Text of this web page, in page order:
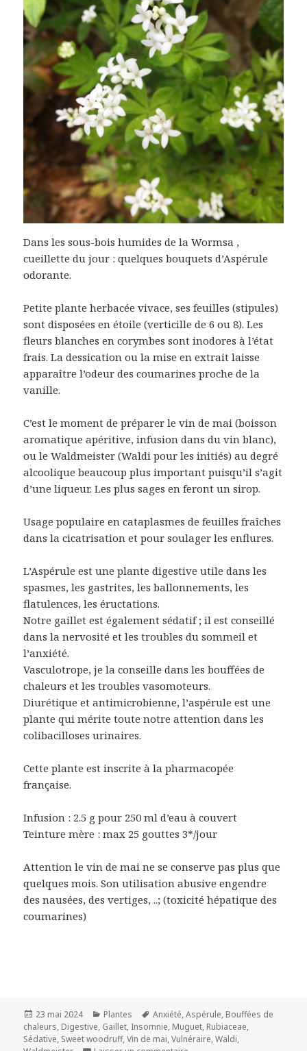
Dans les sous-bois humides de la Wormsa ,
cueillette du jour : quelques bouquets d’Aspérule
odorante.
Petite plante herbacée vivace, ses feuilles (stipules)
sont disposées en étoile (verticille de 6 ou 8). Les
fleurs blanches en corymbes sont inodores à l’état
frais. La dessication ou la mise en extrait laisse
apparaître l’odeur des coumarines proche de la
vanille.
C’est le moment de préparer le vin de mai (boisson
aromatique apéritive, infusion dans du vin blanc),
ou le Waldmeister (Waldi pour les initiés) au degré
alcoolique beaucoup plus important puisqu’il s’agit
d’une liqueur. Les plus sages en feront un sirop.
Usage populaire en cataplasmes de feuilles fraîches
dans la cicatrisation et pour soulager les enflures.
L’Aspérule est une plante digestive utile dans les
spasmes, les gastrites, les ballonnements, les
flatulences, les éructations.
Notre gaillet est également sédatif ; il est conseillé
dans la nervosité et les troubles du sommeil et
l’anxiété.
Vasculotrope, je la conseille dans les bouffées de
chaleurs et les troubles vasomoteurs.
Diurétique et antimicrobienne, l’aspérule est une
plante qui mérite toute notre attention dans les
colibacilloses urinaires.
Cette plante est inscrite à la pharmacopée
française.
Infusion : 2.5 g pour 250 ml d’eau à couvert
Teinture mère : max 25 gouttes 3*/jour
Attention le vin de mai ne se conserve pas plus que
quelques mois. Son utilisation abusive engendre
des nausées, des vertiges, ..; (toxicité hépatique des
coumarines)
Publié
le
23 mai 2024 Catégories
Plantes
Mots-
clés
Anxiété,Aspérule, Bouffées de
chaleurs, Digestive, Gaillet, Insomnie, Muguet, Rubiaceae,
Sédative, Sweet woodruff,Vin de mai,Vulnéraire,Waldi,